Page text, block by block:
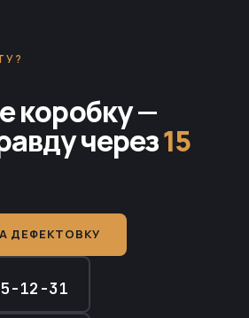
коробку —
через15
ДЕФЕКТОВКУ
12-31